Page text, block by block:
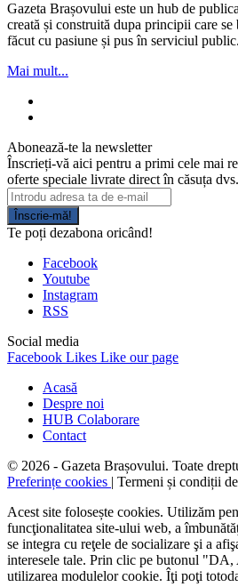
Gazeta Brașovului este un hub de
creată și construită dupa principii care se
făcut cu pasiune și pus în serviciul public.
Mai mult...
Abonează-te la newsletter
Înscrieți-vă aici pentru a primi cele mai
oferte speciale livrate direct în căsuța
Înscrie-mă!
Te poți dezabona oricând!
Facebook
Youtube
Instagram
RSS
Social media
Facebook Likes Like our page
Acasă
Despre noi
HUB Colaborare
Contact
© 2026 - Gazeta Brașovului. Toate
Preferințe cookies | Termeni și condiții
Acest site folosește cookies. Utilizăm
funcţionalitatea site-ului web, a
se integra cu reţele de socializare şi a
interesele tale. Prin clic pe butonul
utilizarea modulelor cookie. Îţi poţi